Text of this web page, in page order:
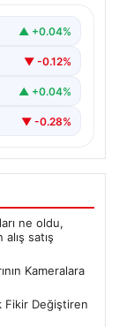
olayda,
▲ +0.04%
▼ -0.12%
▲ +0.04%
▼ -0.28%
ne oldu,
satış
Kameralara
Fikir Değiştiren